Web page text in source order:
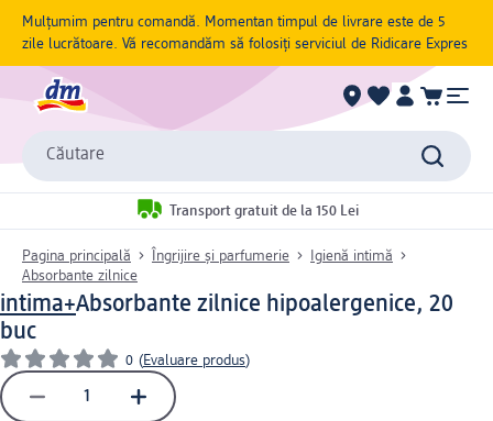
Mulțumim pentru comandă. Momentan timpul de livrare este de 5
zile lucrătoare. Vă recomandăm să folosiți serviciul de Ridicare Expres
Căutare
Transport gratuit de la 150 Lei
Pagina principală Îngrijire și parfumerie
Igienă intimă
Absorbante zilnice
intima+Absorbante zilnice hipoalergenice, 20
buc
0 (Evaluare produs)